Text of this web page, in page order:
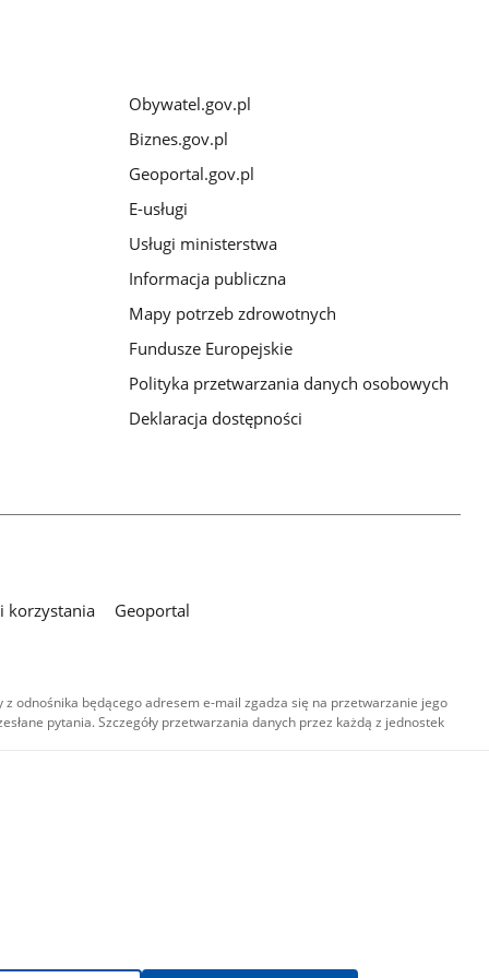
Obywatel.gov.pl
Biznes.gov.pl
Geoportal.gov.pl
E-usługi
Usługi ministerstwa
Informacja publiczna
Mapy potrzeb zdrowotnych
Fundusze Europejskie
Polityka przetwarzania danych osobowych
Deklaracja dostępności
korzystania
Geoportal
odnośnika będącego adresem e-mail zgadza się na przetwarzanie jego
pytania. Szczegóły przetwarzania danych przez każdą z jednostek